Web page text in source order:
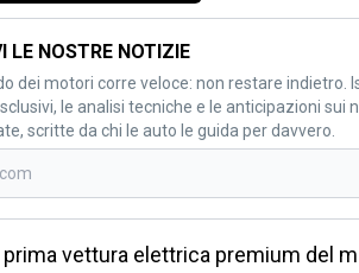
LE NOSTRE NOTIZIE
dei motori corre veloce: non restare
le analisi tecniche e le anticipazioni
scritte da chi le auto le guida per davvero.
prima vettura elettrica premium del